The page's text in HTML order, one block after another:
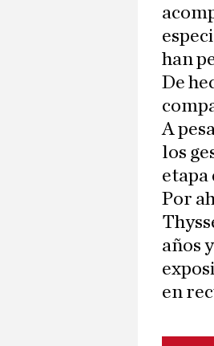
han
De
A
los
etapa
Por
años
en